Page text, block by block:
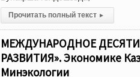
Прочитать полный текст ▸
МЕЖДУНАРОДНОЕ
РАЗВИТИЯ». Экономике
Минэкологии